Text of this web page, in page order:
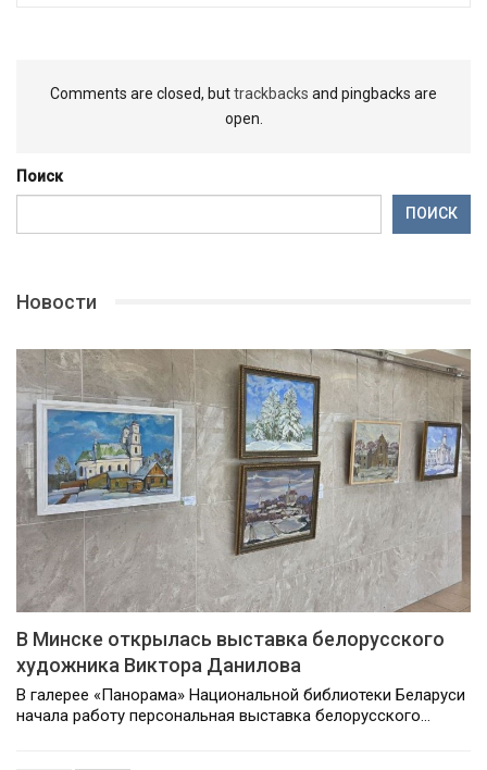
Comments are closed, buttrackbacks and pingbacks are
open.
Поиск
ПОИСК
Новости
В Минске открылась выставка белорусского
художника Виктора Данилова
В галерее «Панорама» Национальной библиотеки Беларуси
начала работу персональная выставка белорусского…